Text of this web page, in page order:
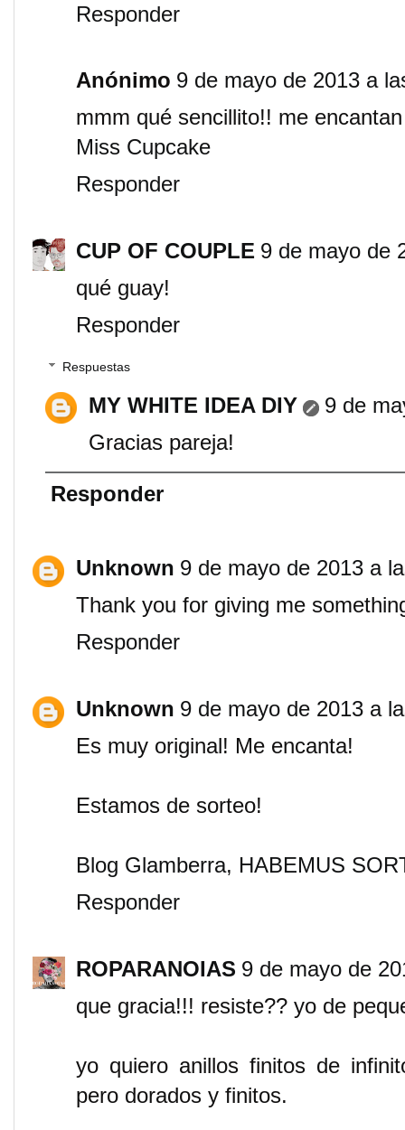
Responder
Anónimo 9 de mayo de 2013 a
mmm qué sencillito!! me
Miss Cupcake
Responder
CUP OF COUPLE 9 de mayo de
qué guay!
Responder
Respuestas
MY WHITE IDEA DIY
9 de
Gracias pareja!
Responder
Unknown 9 de mayo de 2013 a
Thank you for giving me
Responder
Unknown 9 de mayo de 2013 a
Es muy original! Me encanta!
Estamos de sorteo!
Blog Glamberra, HABEMUS
Responder
ROPARANOIAS 9 de mayo de
que gracia!!! resiste?? yo de
yo quiero anillos finitos de
pero dorados y finitos.